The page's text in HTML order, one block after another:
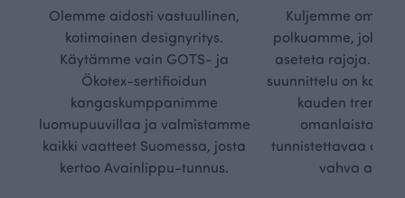
Olemme aidosti vastuullinen,
kotimainen designyritys.
Käytämme vain GOTS- ja
Ökotex-sertifioidun
kangaskumppanimme
luomupuuvillaa ja valmistamme
kaikki vaatteet Suomessa, josta
kertoo Avainlippu-tunnus.
Kuljemme omaa,
polkuamme, jolla
aseteta rajoja.
suunnittelu on
kauden
omanlaista,
tunnistettavaa
vahva